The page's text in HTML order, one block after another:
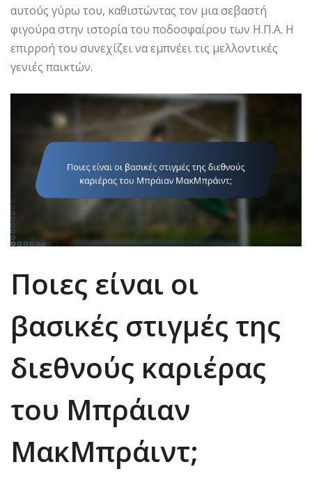
αυτούς γύρω του, καθιστώντας τον μια σεβαστή
φιγούρα στην ιστορία του ποδοσφαίρου των Η.Π.Α. Η
επιρροή του συνεχίζει να εμπνέει τις μελλοντικές
γενιές παικτών.
Ποιες είναι οι
βασικές στιγμές της
διεθνούς καριέρας
του Μπράιαν
ΜακΜπράιντ;